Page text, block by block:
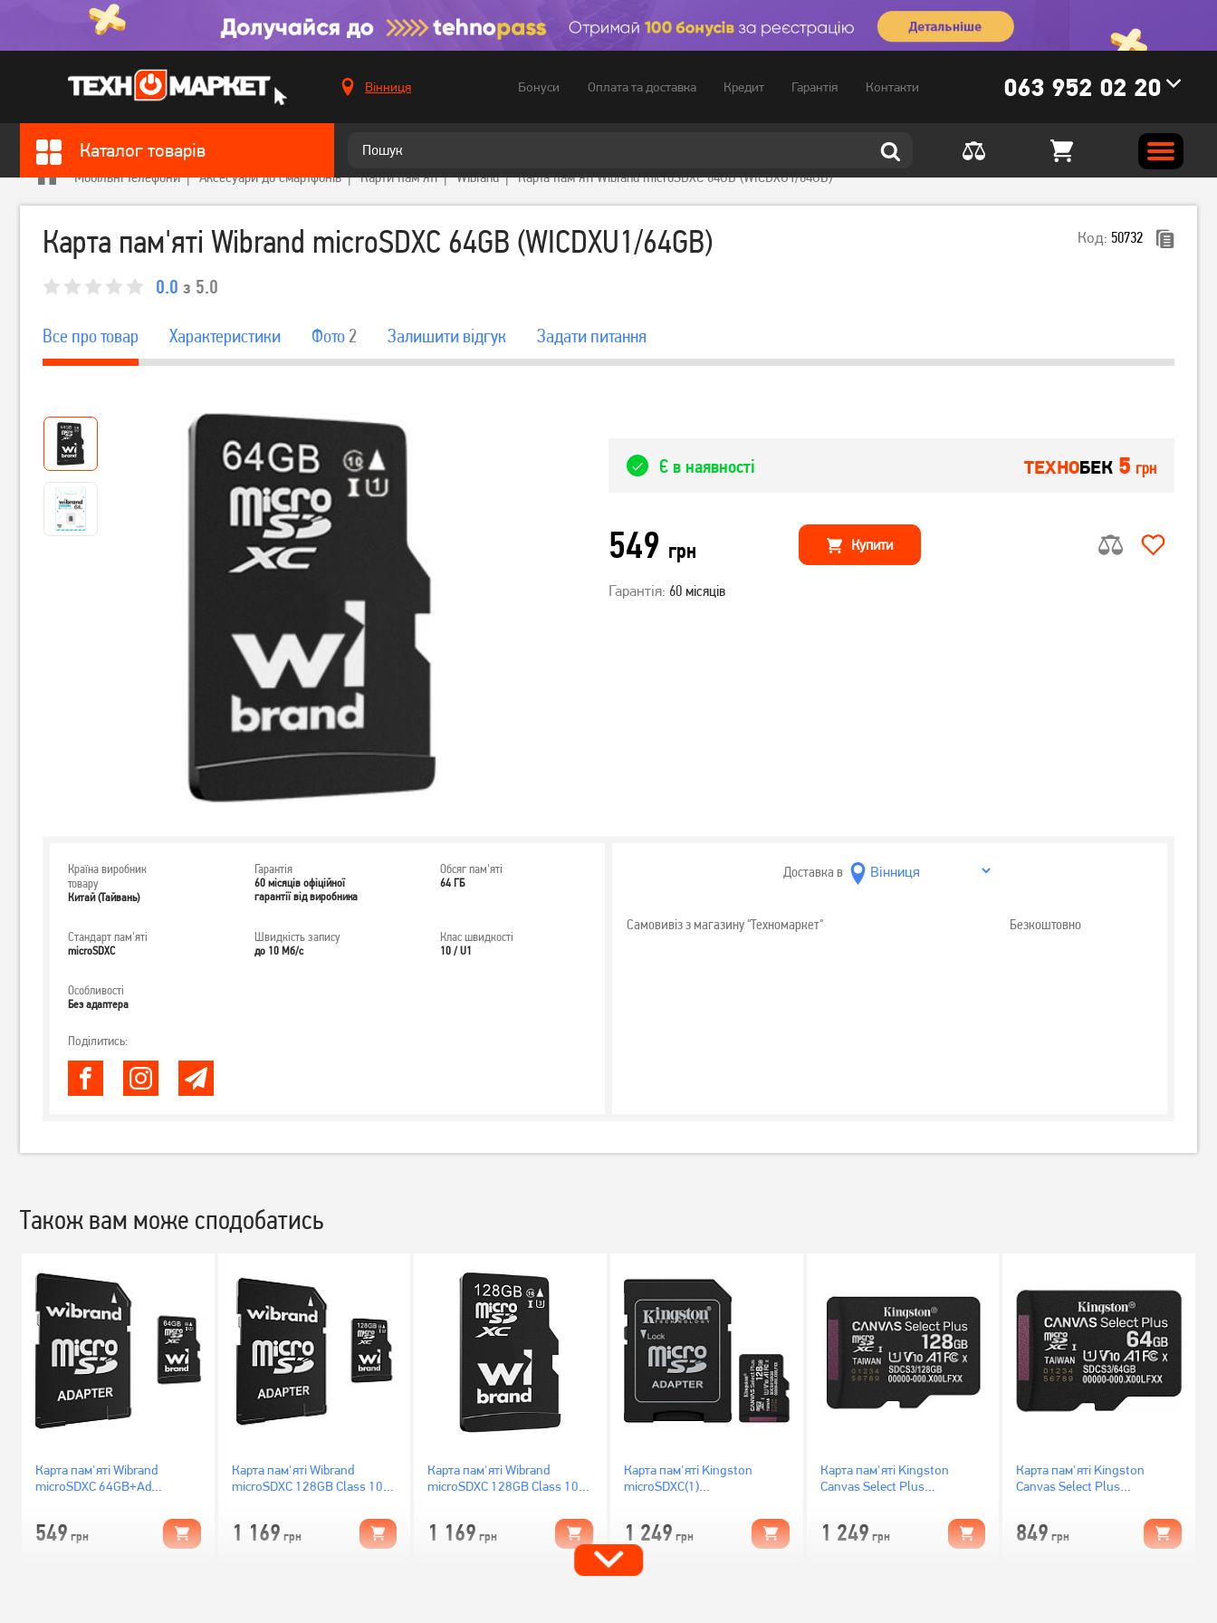
Вінниця Бонуси Оплата та доставка Кредит Гарантія Контакти 063 952 02 20
Каталог товарів
Мобільні телефони Аксесуари до смартфонів Карти пам'яті Wibrand Карта пам'яті Wibrand microSDXC 64GB (WICDXU1/64GB)
Карта пам'яті Wibrand microSDXC 64GB (WICDXU1/64GB) Код: 50732
0.0 з 5.0
Все про товар Характеристики Фото 2 Залишити вiдгук Задати питання
Є в наявності ТЕХНОБЕК 5 грн
549 грн Купити
Гарантія: 60 місяців
Країна виробник
товару
Китай (Тайвань)
Гарантія
60 місяців офіційної
гарантії від виробника
Обсяг пам'яті
64 ГБ
Стандарт пам'яті
microSDXC
Швидкість запису
до 10 Мб/с
Клас швидкості
10 / U1
Особливості
Без адаптера
Поділитись:
Доставка в
Самовивіз з магазину "Техномаркет" Безкоштовно
Також вам може сподобатись
Карта пам'яті Wibrand
microSDXC 64GB+Ad
549 грн
Карта пам'яті Wibrand
microSDXC 128GB Class 10
1 169 грн
Карта пам'яті Wibrand
microSDXC 128GB Class 10
1 169 грн
Карта пам'яті Kingston
microSDXC(1)
1 249 грн
Карта пам'яті Kingston
Canvas Select Plus
1 249 грн
Карта пам'яті Kingston
Canvas Select Plus
849 грн